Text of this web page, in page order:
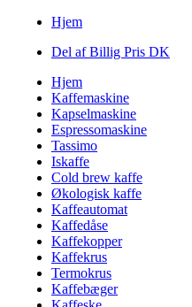
Hjem
Del af Billig Pris DK
Hjem
Kaffemaskine
Kapselmaskine
Espressomaskine
Tassimo
Iskaffe
Cold brew kaffe
Økologisk kaffe
Kaffeautomat
Kaffedåse
Kaffekopper
Kaffekrus
Termokrus
Kaffebæger